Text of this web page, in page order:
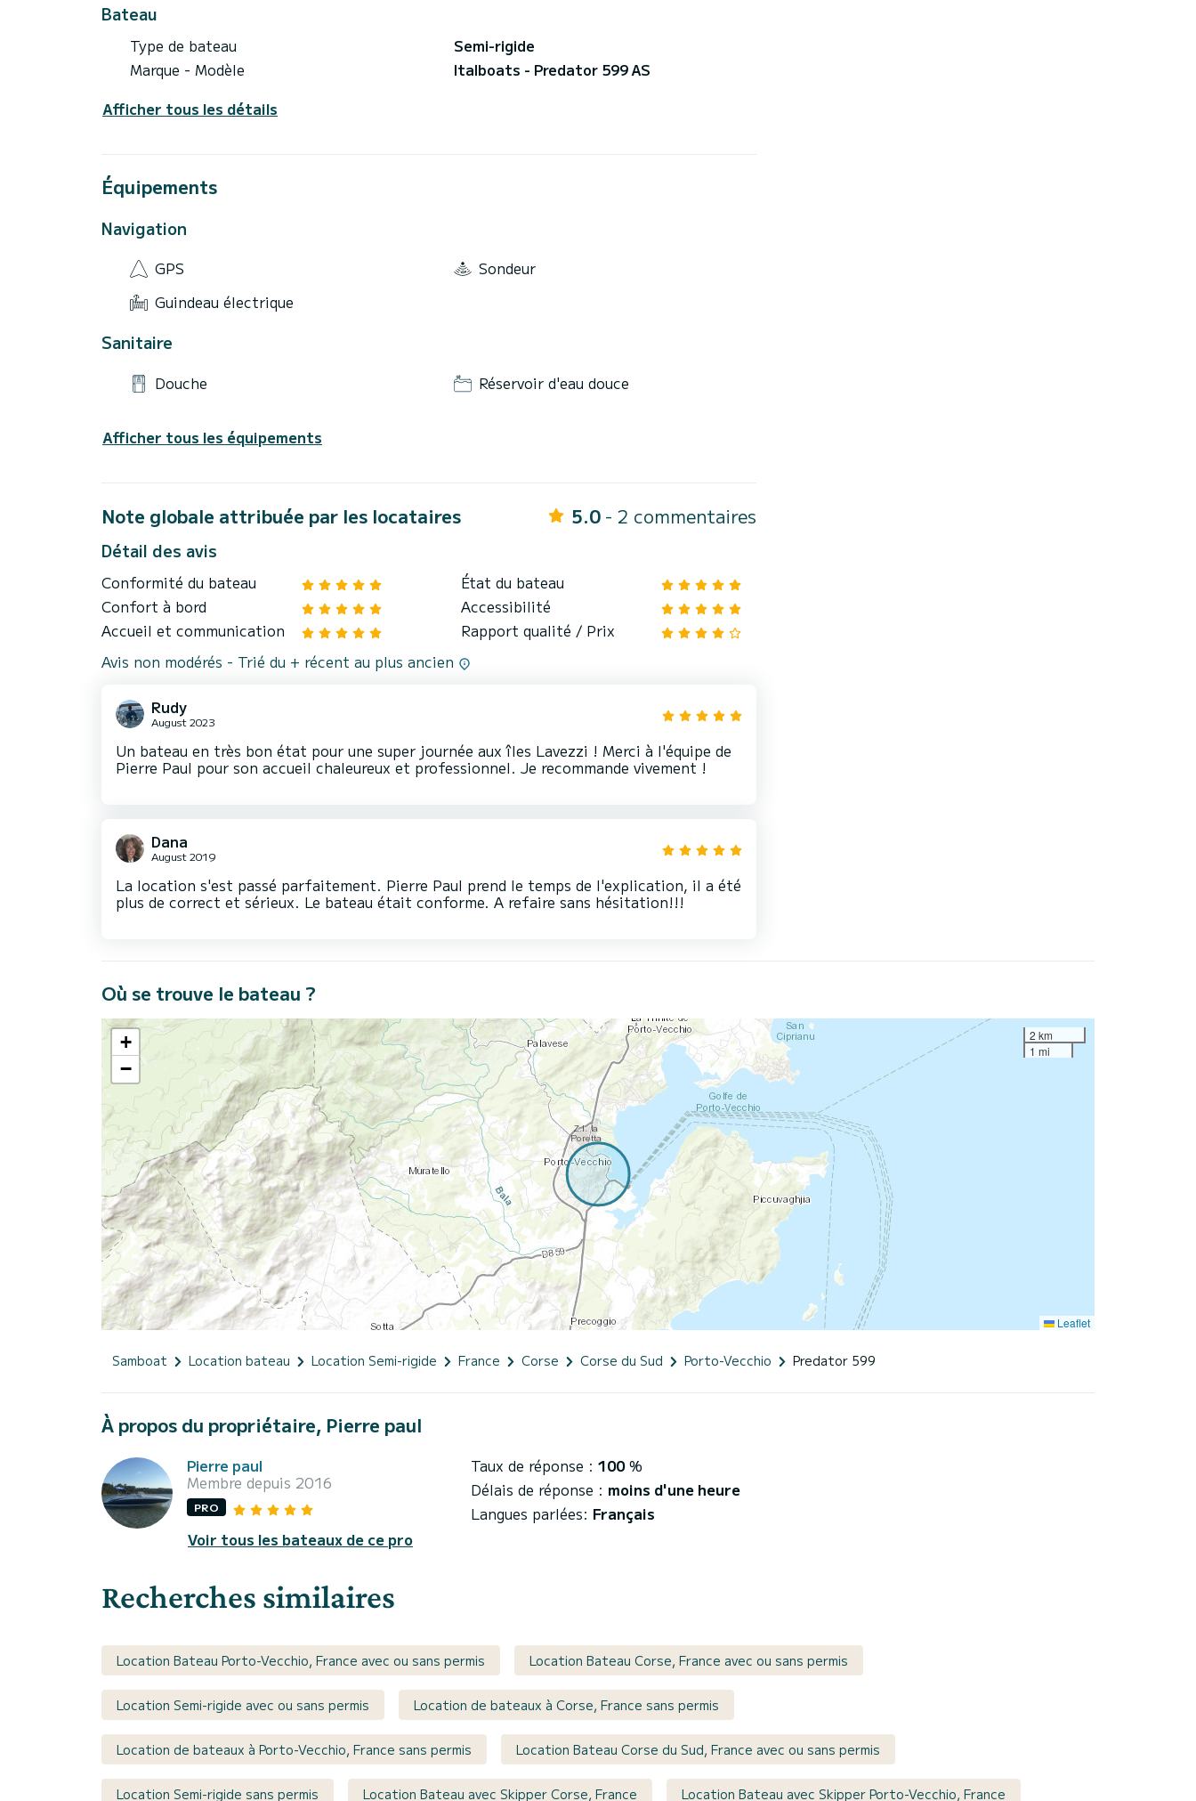
Bateau
Type de bateau
Semi-rigide
Marque - Modèle
Italboats - Predator 599 AS
Afficher tous les détails
Équipements
Navigation
GPS
Sondeur
Guindeau électrique
Sanitaire
Douche Réservoir d'eau douce
Afficher tous les équipements
Note globale attribuée par les locataires 5.0 - 2 commentaires
Détail des avis
Conformité du bateau
État du bateau
Confort à bord
Accessibilité
Accueil et communication
Rapport qualité / Prix
Avis non modérés - Trié du + récent au plus ancien
Rudy
August 2023
Un bateau en très bon état pour une super journée aux îles Lavezzi ! Merci à l'équipe de
Pierre Paul pour son accueil chaleureux et professionnel. Je recommande vivement !
Dana
August 2019
La location s'est passé parfaitement. Pierre Paul prend le temps de l'explication, il a été
plus de correct et sérieux. Le bateau était conforme. A refaire sans hésitation!!!
Où se trouve le bateau ?
+
−
2 km
1 mi
Leaflet
Samboat Location bateau Location Semi-rigide France Corse Corse du Sud Porto-Vecchio Predator 599
À propos du propriétaire, Pierre paul
Pierre paul
Membre depuis 2016
PRO
Voir tous les bateaux de ce pro
Taux de réponse : 100%
Délais de réponse : moins d'une heure
Langues parlées: Français
Recherches similaires
Location Bateau Porto-Vecchio, France avec ou sans permis Location Bateau Corse, France avec ou sans permis
Location Semi-rigide avec ou sans permis Location de bateaux à Corse, France sans permis
Location de bateaux à Porto-Vecchio, France sans permis Location Bateau Corse du Sud, France avec ou sans permis
Location Semi-rigide sans permis Location Bateau avec Skipper Corse, France Location Bateau avec Skipper Porto-Vecchio, France